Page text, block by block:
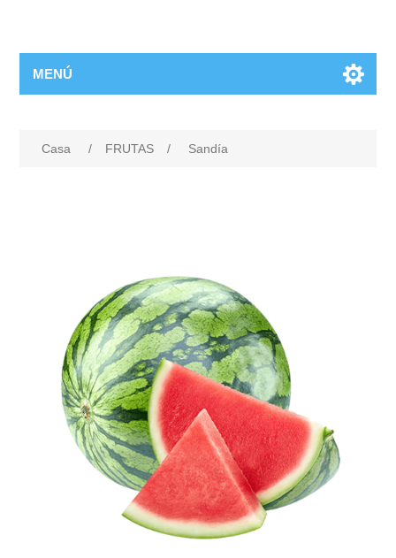
MENÚ
Casa / FRUTAS / Sandía